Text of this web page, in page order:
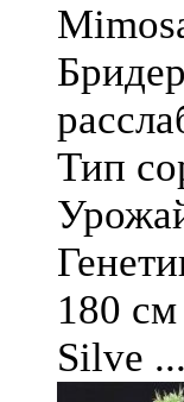
Тип
180
Silve ...